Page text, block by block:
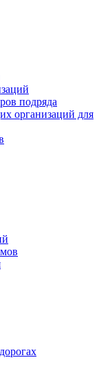
подряда
организаций для